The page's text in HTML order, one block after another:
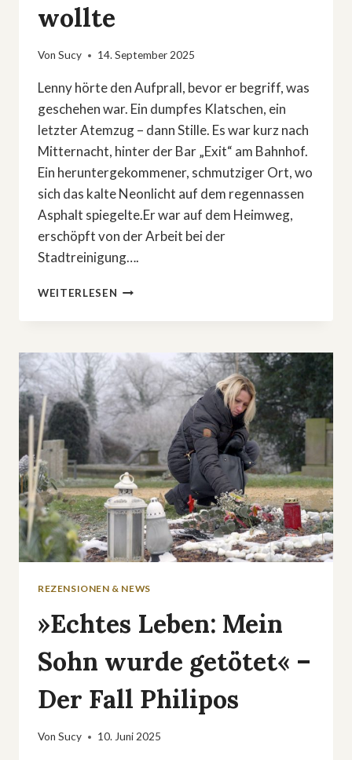
wollte
Von Sucy 14. September 2025
Lenny hörte den Aufprall, bevor er begriff, was
geschehen war. Ein dumpfes Klatschen, ein
letzter Atemzug – dann Stille. Es war kurz nach
Mitternacht, hinter der Bar „Exit“ am Bahnhof.
Ein heruntergekommener, schmutziger Ort, wo
sich das kalte Neonlicht auf dem regennassen
Asphalt spiegelte.Er war auf dem Heimweg,
erschöpft von der Arbeit bei der
Stadtreinigung….
WEITERLESEN DAS
DAS
NIE
WOLLTE
REZENSIONEN & NEWS
»Echtes Leben: Mein
Sohn wurde getötet« –
Der Fall Philipos
Von Sucy 10. Juni 2025